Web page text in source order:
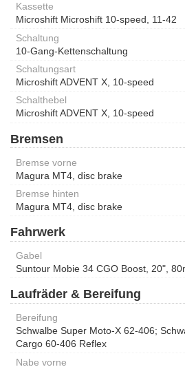
Kassette
Microshift Microshift 10-speed, 11-42
Schaltung
10-Gang-Kettenschaltung
Schaltungsart
Microshift ADVENT X, 10-speed
Schalthebel
Microshift ADVENT X, 10-speed
Bremsen
Bremse vorne
Magura MT4, disc brake
Bremse hinten
Magura MT4, disc brake
Fahrwerk
Gabel
Suntour Mobie 34 CGO Boost, 20",
Laufräder & Bereifung
Bereifung
Schwalbe Super Moto-X 62-406;
Cargo 60-406 Reflex
Nabe vorne